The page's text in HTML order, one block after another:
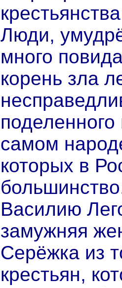
Люди,
много
корень зла
самом
которых в
Василию
замужняя
Серёжка из
крестьян,